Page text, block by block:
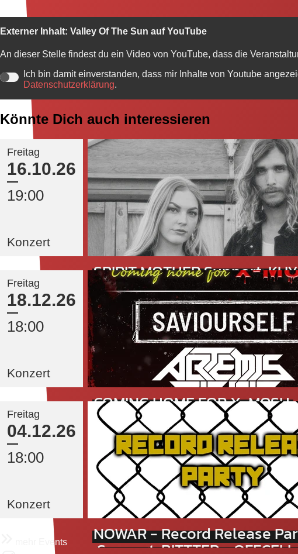
Externer Inhalt: Valley Of The Sun auf YouTube
An dieser Stelle findest du ein Video von YouTube, dass die
Ich bin damit einverstanden, dass mir Inhalte von Youtube
Datenschutzerklärung.
Könnte Dich auch interessieren
Freitag
16.10.26
19:00
Konzert
SPIRIT MOTHER Support:
Psychedelic Rock //
Freitag
18.12.26
18:00
Konzert
COMING HOME FOR X-MOSH
Modern Metal
Freitag
04.12.26
18:00
Konzert
NOWAR - Record Release
mehr Events